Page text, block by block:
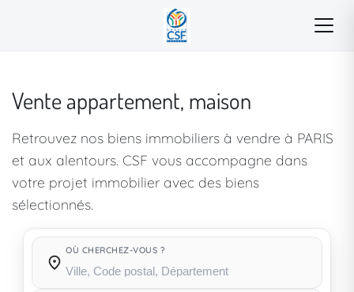
Vente appartement, maison
Retrouvez nos biens immobiliers à vendre à PARIS
et aux alentours. CSF vous accompagne dans
votre projet immobilier avec des biens
sélectionnés.
OÙ CHERCHEZ-VOUS ?